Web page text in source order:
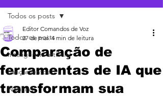
Todos os posts
Inteligência artificial
Lançamentos
Noticias
Todos os posts
Comparação de
ferramentas de IA que
transformam sua
Editor Comandos de Voz
27 de mai. 4 min de leitura